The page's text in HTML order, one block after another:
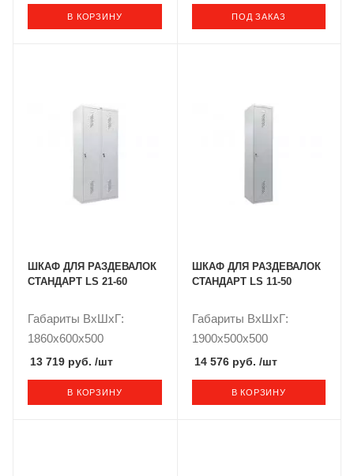
В КОРЗИНУ ПОД ЗАКАЗ
ШКАФ ДЛЯ РАЗДЕВАЛОК
СТАНДАРТ LS 21-60
Габариты ВxШxГ:
1860x600x500
13 719 руб. /шт
В КОРЗИНУ
ШКАФ ДЛЯ РАЗДЕВАЛОК
СТАНДАРТ LS 11-50
Габариты ВxШxГ:
1900x500x500
14 576 руб. /шт
В КОРЗИНУ